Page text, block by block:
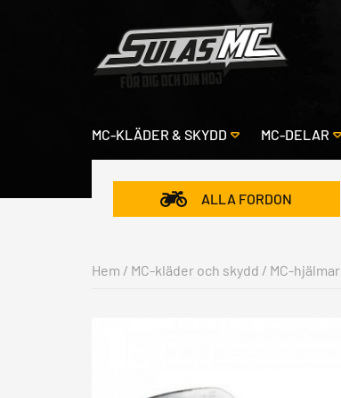
MC-KLÄDER & SKYDD MC-DELAR
ALLA FORDON
Hem / MC-kläder och skydd / MC-hjälmar